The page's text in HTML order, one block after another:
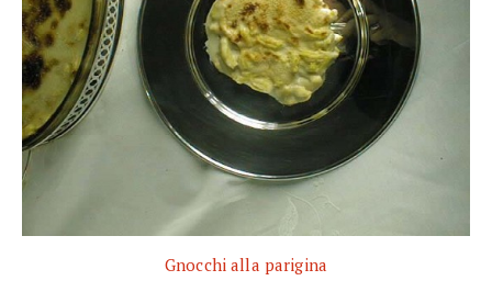
Gnocchi alla parigina